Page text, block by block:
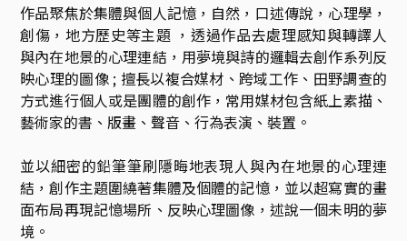
作品聚焦於集體與個人記憶，自然，口述傳說，心理學，
創傷，地方歷史等主題 ，透過作品去處理感知與轉譯人
與內在地景的心理連結，用夢境與詩的邏輯去創作系列反
映心理的圖像 ; 擅長以複合媒材、跨域工作、田野調查的
方式進行個人或是團體的創作，常用媒材包含紙上素描、
藝術家的書、版畫、聲音、行為表演、裝置。
並以細密的鉛筆筆刷隱晦地表現人與內在地景的心理連
結，創作主題圍繞著集體及個體的記憶，並以超寫實的畫
面布局再現記憶場所、反映心理圖像，述說一個未明的夢